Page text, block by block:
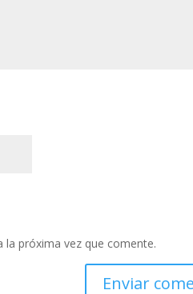
próxima vez que comente.